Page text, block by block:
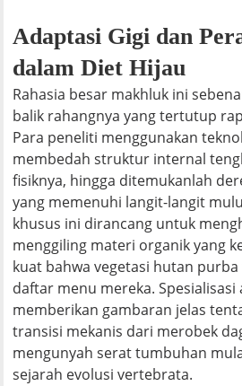
Adaptasi Gigi dan
dalam Diet Hijau
Rahasia besar makhluk ini
balik rahangnya yang tertutup
Para peneliti menggunakan
membedah struktur internal
fisiknya, hingga ditemukanlah
yang memenuhi langit-langit
khusus ini dirancang untuk
menggiling materi organik yang
kuat bahwa vegetasi hutan
daftar menu mereka.
memberikan gambaran jelas
transisi mekanis dari merobek
mengunyah serat tumbuhan
sejarah evolusi vertebrata.